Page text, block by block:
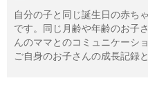
自分の子と同じ誕生日の赤ち
です。同じ月齢や年齢のお子
んのママとのコミュニケーシ
ご自身のお子さんの成長記録